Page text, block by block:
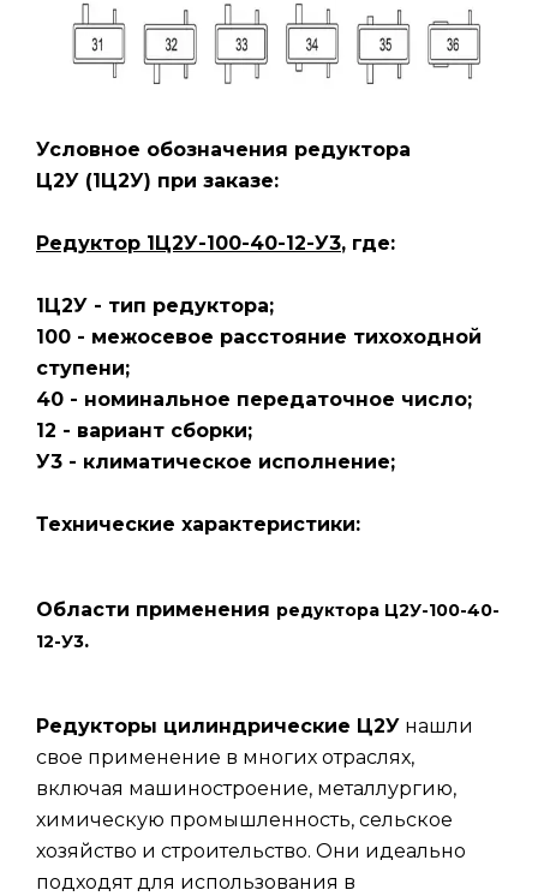
Условное обозначения редуктора
Ц2У (1Ц2У) при заказе:
Редуктор 1Ц2У-100-40-12-У3, где:
1Ц2У - тип редуктора;
100 - межосевое расстояние тихоходной
ступени;
40 - номинальное передаточное число;
12 - вариант сборки;
У3 - климатическое исполнение;
Технические характеристики:
Области применения редуктора Ц2У-100-40-
12-У3.
Редукторы цилиндрические Ц2У нашли
свое применение в многих отраслях,
включая машиностроение, металлургию,
химическую промышленность, сельское
хозяйство и строительство. Они идеально
подходят для использования в